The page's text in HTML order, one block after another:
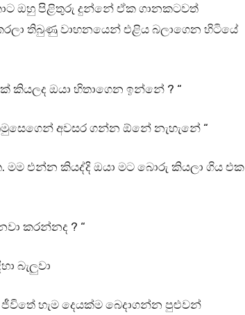
ඔහු පිළිතුරු දුන්නේ ඒක ගානකටවත්
තිබුණු වාහනයෙන් එළිය බලාගෙන හිටියේ
ඔයා හිතාගෙන ඉන්නේ ? “
අවසර ගන්න ඕනේ නැහැනේ “
මම එන්න කියද්දි ඔයා මට බොරු කියලා ගිය එක
කරන්නද ? “
බැලුවා
හැම දෙයක්ම බෙදාගන්න පුළුවන්